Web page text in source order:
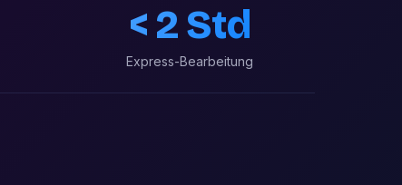
< 2 Std
Express-Bearbeitung